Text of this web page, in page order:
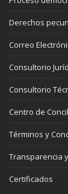
Derechos
Correo
Consultorio
Consultorio
Centro de
Términos y
Transparencia
Certificados